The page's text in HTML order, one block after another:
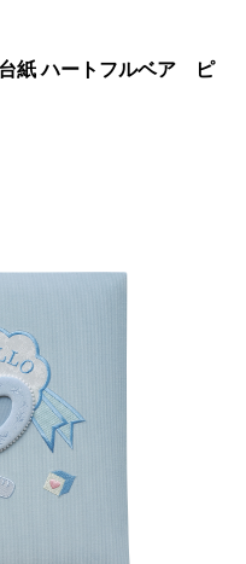
紙 ハートフルベア ピ